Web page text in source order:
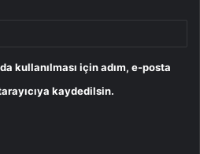
kullanılması için adım, e-posta
kaydedilsin.